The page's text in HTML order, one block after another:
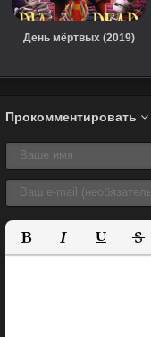
День мёртвых (2019)
Прокомментировать
Полужирный
Курсив